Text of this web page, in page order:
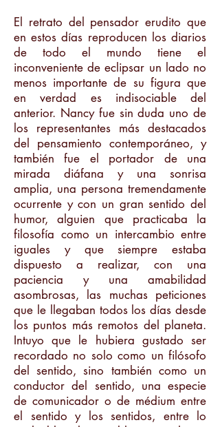
El retrato del pensador erudito que
en estos días reproducen los diarios
de todo el mundo tiene el
inconveniente de eclipsar un lado no
menos importante de su figura que
en verdad es indisociable del
anterior. Nancy fue sin duda uno de
los representantes más destacados
del pensamiento contemporáneo, y
también fue el portador de una
mirada diáfana y una sonrisa
amplia, una persona tremendamente
ocurrente y con un gran sentido del
humor, alguien que practicaba la
filosofía como un intercambio entre
iguales y que siempre estaba
dispuesto a realizar, con una
paciencia y una amabilidad
asombrosas, las muchas peticiones
que le llegaban todos los días desde
los puntos más remotos del planeta.
Intuyo que le hubiera gustado ser
recordado no solo como un filósofo
del sentido, sino también como un
conductor del sentido, una especie
de comunicador o de médium entre
el sentido y los sentidos, entre lo